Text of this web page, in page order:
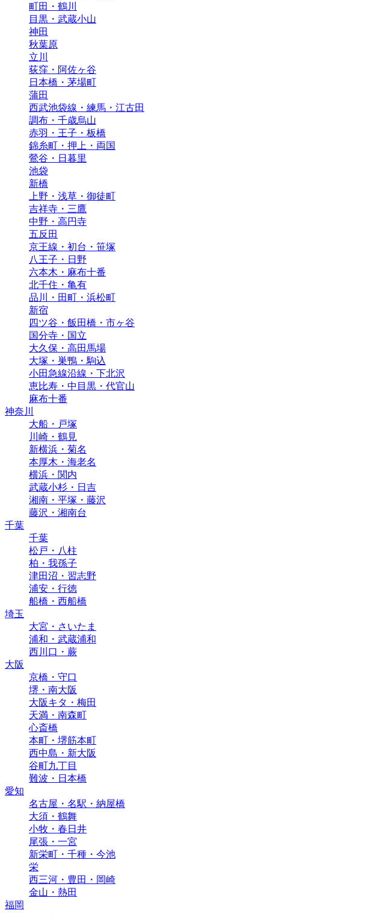
町田・鶴川
目黒・武蔵小山
神田
秋葉原
立川
荻窪・阿佐ヶ谷
日本橋・茅場町
蒲田
西武池袋線・練馬・江古田
調布・千歳烏山
赤羽・王子・板橋
錦糸町・押上・両国
鶯谷・日暮里
池袋
新橋
上野・浅草・御徒町
吉祥寺・三鷹
中野・高円寺
五反田
京王線・初台・笹塚
八王子・日野
六本木・麻布十番
北千住・亀有
品川・田町・浜松町
新宿
四ツ谷・飯田橋・市ヶ谷
国分寺・国立
大久保・高田馬場
大塚・巣鴨・駒込
小田急線沿線・下北沢
恵比寿・中目黒・代官山
麻布十番
神奈川
大船・戸塚
川崎・鶴見
新横浜・菊名
本厚木・海老名
横浜・関内
武蔵小杉・日吉
湘南・平塚・藤沢
藤沢・湘南台
千葉
千葉
松戸・八柱
柏・我孫子
津田沼・習志野
浦安・行徳
船橋・西船橋
埼玉
大宮・さいたま
浦和・武蔵浦和
西川口・蕨
大阪
京橋・守口
堺・南大阪
大阪キタ・梅田
天満・南森町
心斎橋
本町・堺筋本町
西中島・新大阪
谷町九丁目
難波・日本橋
愛知
名古屋・名駅・納屋橋
大須・鶴舞
小牧・春日井
尾張・一宮
新栄町・千種・今池
栄
西三河・豊田・岡崎
金山・熱田
福岡